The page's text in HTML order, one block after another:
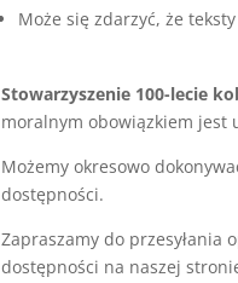
Może się zdarzyć, że
Stowarzyszenie 100-lecie
moralnym obowiązkiem jest
Możemy okresowo
dostępności.
Zapraszamy do
dostępności na naszej